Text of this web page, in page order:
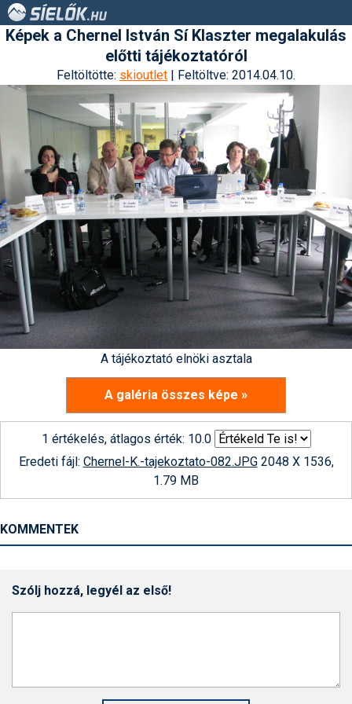
Képek a Chernel István Sí Klaszter megalakulás
előtti tájékoztatóról
Feltöltötte: skioutlet | Feltöltve: 2014.04.10.
A tájékoztató elnöki asztala
A galéria összes képe »
1 értékelés, átlagos érték: 10.0
Eredeti fájl: Chernel-K.-tajekoztato-082.JPG2048 X 1536,
1.79 MB
KOMMENTEK
Szólj hozzá, legyél az első!